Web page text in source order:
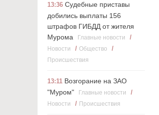
13:36 Судебные приставы
добились выплаты 156
штрафов ГИБДД от жителя
Мурома
Главные новости /
Новости / Общество /
Происшествия
13:11 Возгорание на ЗАО
"Муром"
Главные новости /
Новости / Происшествия